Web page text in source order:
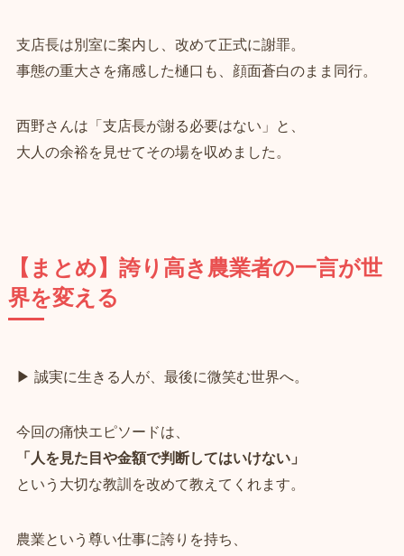
支店長は別室に案内し、改めて正式に謝罪。
事態の重大さを痛感した樋口も、顔面蒼白のまま同行。
西野さんは「支店長が謝る必要はない」と、
大人の余裕を見せてその場を収めました。
【まとめ】誇り高き農業者の一言が世
界を変える
▶ 誠実に生きる人が、最後に微笑む世界へ。
今回の痛快エピソードは、
「人を見た目や金額で判断してはいけない」
という大切な教訓を改めて教えてくれます。
農業という尊い仕事に誇りを持ち、